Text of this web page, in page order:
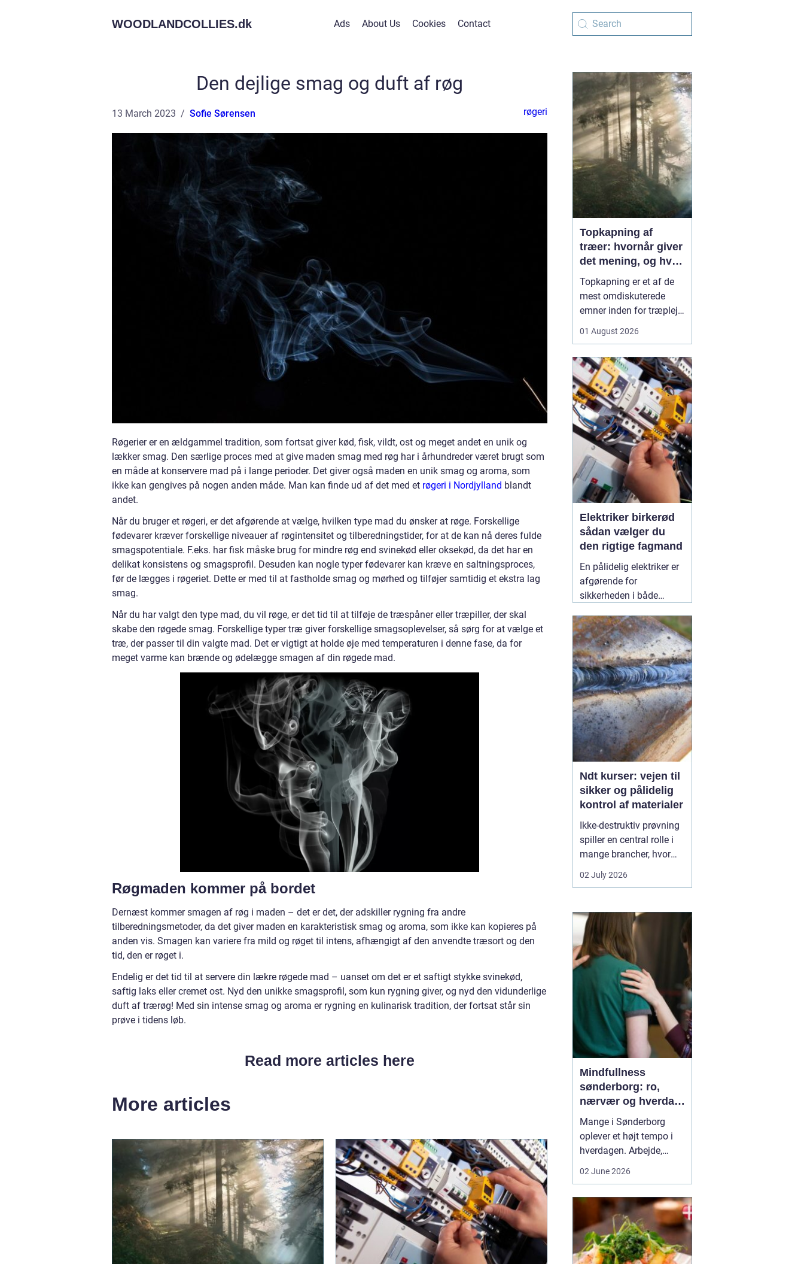
WOODLANDCOLLIES.dk Ads About Us Cookies Contact
Den dejlige smag og duft af røg
13 March 2023 Sofie Sørensen røgeri
Røgerier er en ældgammel tradition, som fortsat giver kød, fisk, vildt, ost og meget andet en unik og
lækker smag. Den særlige proces med at give maden smag med røg har i århundreder været brugt som
en måde at konservere mad på i lange perioder. Det giver også maden en unik smag og aroma, som
ikke kan gengives på nogen anden måde. Man kan finde ud af det med et røgeri i Nordjylland blandt
andet.
Når du bruger et røgeri, er det afgørende at vælge, hvilken type mad du ønsker at røge. Forskellige
fødevarer kræver forskellige niveauer af røgintensitet og tilberedningstider, for at de kan nå deres fulde
smagspotentiale. F.eks. har fisk måske brug for mindre røg end svinekød eller oksekød, da det har en
delikat konsistens og smagsprofil. Desuden kan nogle typer fødevarer kan kræve en saltningsproces,
før de lægges i røgeriet. Dette er med til at fastholde smag og mørhed og tilføjer samtidig et ekstra lag
smag.
Når du har valgt den type mad, du vil røge, er det tid til at tilføje de træspåner eller træpiller, der skal
skabe den røgede smag. Forskellige typer træ giver forskellige smagsoplevelser, så sørg for at vælge et
træ, der passer til din valgte mad. Det er vigtigt at holde øje med temperaturen i denne fase, da for
meget varme kan brænde og ødelægge smagen af din røgede mad.
Røgmaden kommer på bordet
Dernæst kommer smagen af røg i maden – det er det, der adskiller rygning fra andre
tilberedningsmetoder, da det giver maden en karakteristisk smag og aroma, som ikke kan kopieres på
anden vis. Smagen kan variere fra mild og røget til intens, afhængigt af den anvendte træsort og den
tid, den er røget i.
Endelig er det tid til at servere din lækre røgede mad – uanset om det er et saftigt stykke svinekød,
saftig laks eller cremet ost. Nyd den unikke smagsprofil, som kun rygning giver, og nyd den vidunderlige
duft af trærøg! Med sin intense smag og aroma er rygning en kulinarisk tradition, der fortsat står sin
prøve i tidens løb.
Read more articles here
More articles
Topkapning af
træer: hvornår giver
det mening, og hvad
skal du være
opmærksom på?
Topkapning er et af de
mest omdiskuterede
emner inden for træpleje.
på et for højt træ tæt på
tænker, at problemet er
løst, hvis man bare s...
01 August 2026
Elektriker birkerød
sådan vælger du
den rigtige fagmand
En pålidelig elektriker er
afgørende for
sikkerheden i både
virksomheder.
Elinstallationer er
usynlige i hverdagen,
men når noget fejler,
mærker man det med
det samme. I Birkerød og
omegn søger mange
efter en10 July 2026
Ndt kurser: vejen til
sikker og pålidelig
kontrol af materialer
Ikke-destruktiv prøvning
spiller en central rolle i
mange brancher, hvor
sikkerhed, kvalitet og
driftssikkerhed er
kurserkan teknikere,
svejsere, tilsynsførende
og ingeniører dokumen...
02 July 2026
Mindfullness
sønderborg: ro,
nærvær og hverdag
med mindre stress
Mange i Sønderborg
oplever et højt tempo i
hverdagen. Arbejde,
kan sætte nervesystemet
på overarbejde. Herkan
min...
02 June 2026